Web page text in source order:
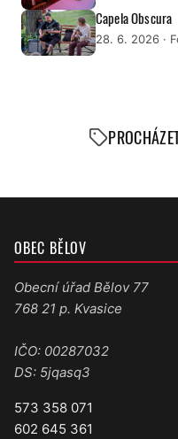
Capela Obscura
28. 6. 2026 ·
OBEC BĚLOV
Obecní úřad Bělov 77
768 21 p. Kvasice
IČO: 00287032
DS: 5jqasq3
573 358 071
602 645 361